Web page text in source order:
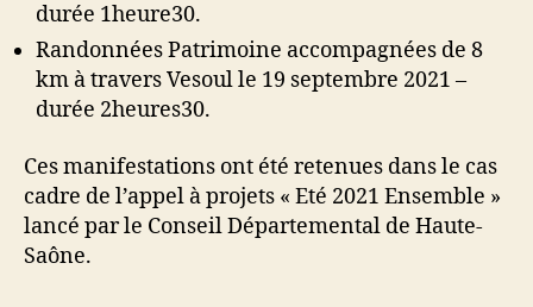
durée 1heure30.
Randonnées Patrimoine accompagnées de 8
km à travers Vesoul le 19 septembre 2021 –
durée 2heures30.
Ces manifestations ont été retenues dans le cas
cadre de l’appel à projets « Eté 2021 Ensemble »
lancé par le Conseil Départemental de Haute-
Saône.